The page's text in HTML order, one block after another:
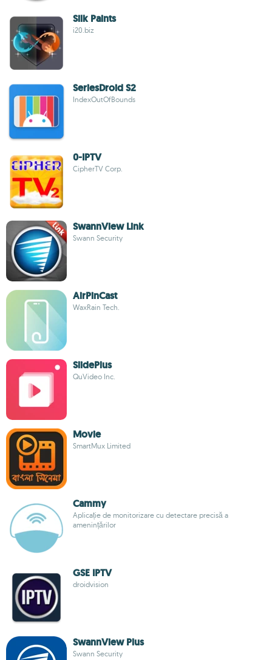
Silk Paints
i20.biz
SeriesDroid S2
IndexOutOfBounds
0-IPTV
CipherTV Corp.
SwannView Link
Swann Security
AirPinCast
WaxRain Tech.
SlidePlus
QuVideo Inc.
Movie
SmartMux Limited
Cammy
Aplicație de monitorizare cu detectare precisă a
amenințărilor
GSE IPTV
droidvision
SwannView Plus
Swann Security